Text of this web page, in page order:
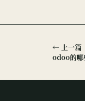
← 上一篇
odoo的哪